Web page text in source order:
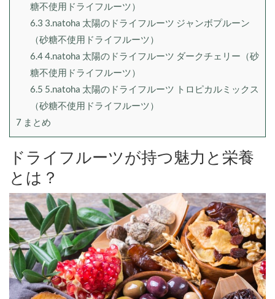
糖不使用ドライフルーツ）
6.3 3.natoha 太陽のドライフルーツ ジャンボプルーン
（砂糖不使用ドライフルーツ）
6.44.natoha 太陽のドライフルーツ ダークチェリー（砂
糖不使用ドライフルーツ）
6.5 5.natoha 太陽のドライフルーツ トロピカルミックス
（砂糖不使用ドライフルーツ）
7 まとめ
ドライフルーツが持つ魅力と栄養
とは？